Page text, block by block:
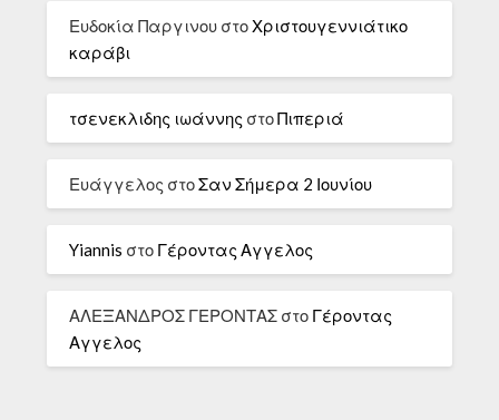
Ευδοκία Παργινου στοΧριστουγεννιάτικο
καράβι
τσενεκλιδης ιωάννης στοΠιπεριά
Ευάγγελος στοΣαν Σήμερα 2 Ιουνίου
Yiannis στο Γέροντας Αγγελος
ΑΛΕΞΑΝΔΡΟΣ ΓΕΡΟΝΤΑΣ στο Γέροντας
Αγγελος